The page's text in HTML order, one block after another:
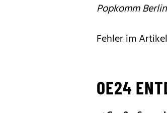
Popkomm
Fehler im
OE24